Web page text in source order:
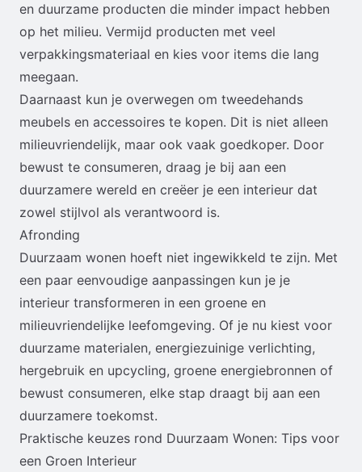
en duurzame producten die minder impact hebben
op het milieu. Vermijd producten met veel
verpakkingsmateriaal en kies voor items die lang
meegaan.
Daarnaast kun je overwegen om tweedehands
meubels en accessoires te kopen. Dit is niet alleen
milieuvriendelijk, maar ook vaak goedkoper. Door
bewust te consumeren, draag je bij aan een
duurzamere wereld en creëer je een interieur dat
zowel stijlvol als verantwoord is.
Afronding
Duurzaam wonen hoeft niet ingewikkeld te zijn. Met
een paar eenvoudige aanpassingen kun je je
interieur transformeren in een groene en
milieuvriendelijke leefomgeving. Of je nu kiest voor
duurzame materialen, energiezuinige verlichting,
hergebruik en upcycling, groene energiebronnen of
bewust consumeren, elke stap draagt bij aan een
duurzamere toekomst.
Praktische keuzes rond Duurzaam Wonen: Tips voor
een Groen Interieur